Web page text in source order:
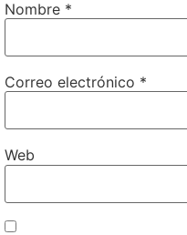
Nombre *
Correo electrónico *
Web